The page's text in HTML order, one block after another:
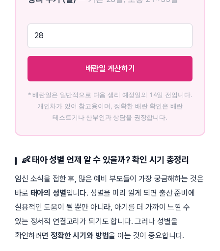
배란일 계산하기
* 배란일은 일반적으로 다음 생리 예정일의 14일 전입니다.
개인차가 있어 참고용이며, 정확한 배란 확인은 배란
테스트기나 산부인과 상담을 권장합니다.
👶 태아 성별 언제 알 수 있을까? 확인 시기 총정리
임신 소식을 접한 후, 많은 예비 부모들이 가장 궁금해하는 것은
바로 태아의 성별입니다. 성별을 미리 알게 되면 출산 준비에
실용적인 도움이 될 뿐만 아니라, 아기를 더 가까이 느낄 수
있는 정서적 연결고리가 되기도 합니다. 그러나 성별을
확인하려면정확한 시기와 방법을 아는 것이 중요합니다.